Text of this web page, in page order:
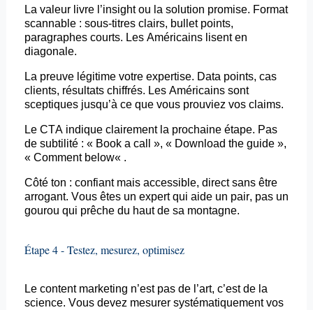
La valeur livre l’insight ou la solution promise. Format
scannable: sous-titres clairs, bulletpoints,
paragraphes courts. Les Américains lisent en
diagonale.
La preuve légitime votre expertise. Data points, cas
clients, résultats chiffrés. Les Américains sont
sceptiques jusqu’à ce que vous prouviez vos claims.
Le CTA indique clairement la prochaine étape. Pas
de subtilité : « Book a call », « Download the guide »,
« Comment below« .
Côté ton : confiant mais accessible, direct sans être
arrogant. Vous êtes un expert qui aide un pair, pas un
gourou qui prêche du haut de sa montagne.
Étape 4 - Testez, mesurez, optimisez
Le content marketing n’est pas de l’art, c’est de la
science. Vous devez mesurer systématiquement vos